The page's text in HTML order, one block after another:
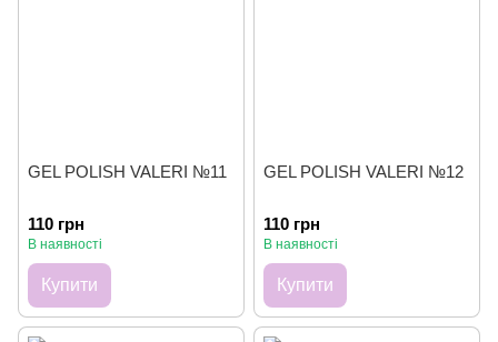
GEL POLISH VALERI №11
110 грн
В наявності
Купити
GEL POLISH VALERI №12
110 грн
В наявності
Купити